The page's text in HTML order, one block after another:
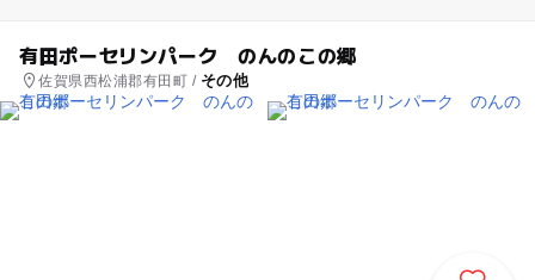
有田ポーセリンパーク のんのこの郷
佐賀県西松浦郡有田町 / その他